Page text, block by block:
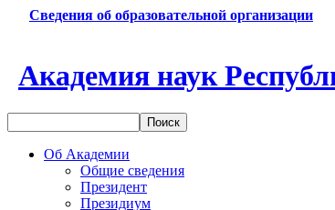
Сведения об образовательной организации
Академия наук
Об Академии
Общие сведения
Президент
Президиум